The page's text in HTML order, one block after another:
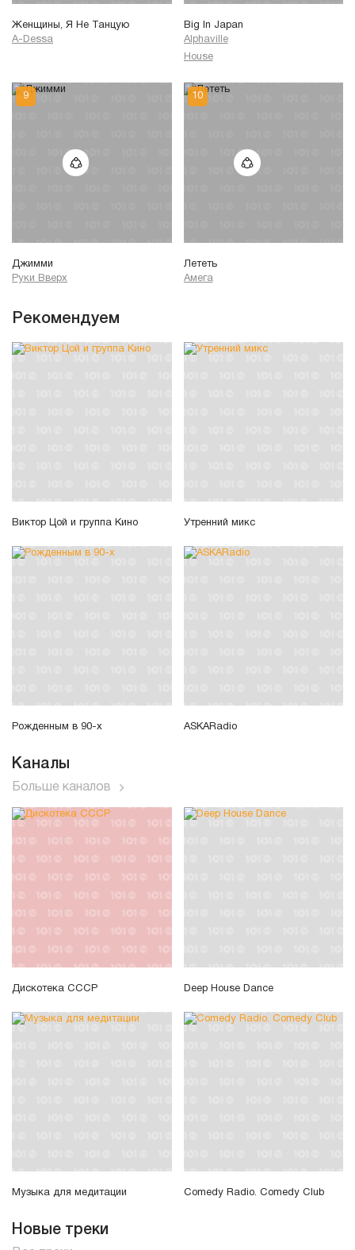
Женщины, Я Не Танцую
A-Dessa
Big In Japan
Alphaville
House
Джимми
Руки Вверх
Лететь
Амега
Рекомендуем
Виктор Цой и группа Кино Утренний микс
Рожденным в 90-х ASKARadio
Каналы
Больше каналов
Дискотека СССР Deep House Dance
Музыка для медитации Comedy Radio. Comedy Club
Новые треки